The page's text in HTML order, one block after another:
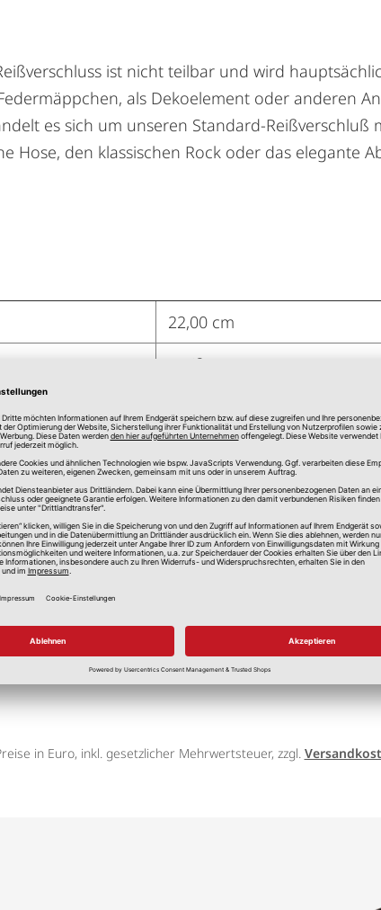
ist nicht teilbar und wird
als Dekoelement oder anderen
es sich um unseren Standard-
Hose, den klassischen Rock oder das elegante
22,00 cm
Weiß
in Euro, inkl. gesetzlicher Mehrwertsteuer, zzgl.